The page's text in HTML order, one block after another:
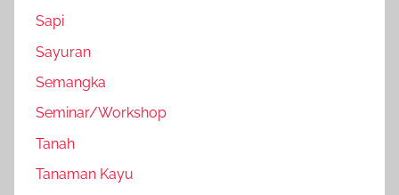
Sapi
Sayuran
Semangka
Seminar/Workshop
Tanah
Tanaman Kayu